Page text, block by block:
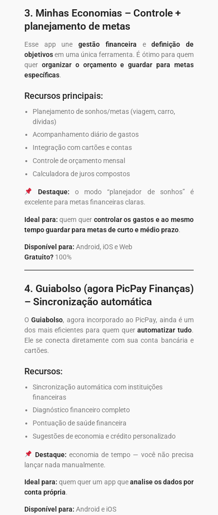
3. Minhas Economias – Controle +
planejamento de metas
Esse app unegestão financeira edefinição de
objetivosem uma única ferramenta. É ótimo para quem
quer organizar o orçamento e guardar para metas
específicas.
Recursos principais:
Planejamento de sonhos/metas (viagem, carro,
dívidas)
Acompanhamento diário de gastos
Integração com cartões e contas
Controle de orçamento mensal
Calculadora de juros compostos
Destaque: o modo “planejador de sonhos” é
excelente para metas financeiras claras.
Ideal para: quem quer controlar os gastos e ao mesmo
tempo guardar para metas de curto e médio prazo.
Disponível para: Android, iOS e Web
Gratuito? 100%
4. Guiabolso (agora PicPay Finanças)
– Sincronização automática
OGuiabolso, agora incorporado ao PicPay, ainda é um
dos mais eficientes para quem querautomatizar tudo.
Ele se conecta diretamente com sua conta bancária e
cartões.
Recursos:
Sincronização automática com instituições
financeiras
Diagnóstico financeiro completo
Pontuação de saúde financeira
Sugestões de economia e crédito personalizado
Destaque: economia de tempo — você não precisa
lançar nada manualmente.
Ideal para: quem quer um app queanalise os dados por
conta própria.
Disponível para: Android e iOS